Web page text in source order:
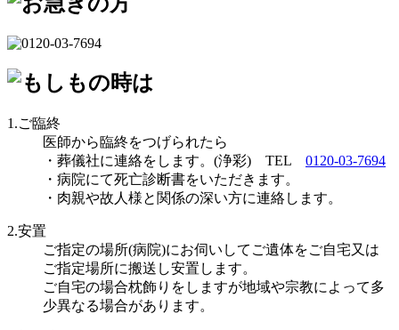
1.ご臨終
医師から臨終をつげられたら
・葬儀社に連絡をします。(浄彩) TEL 0120-03-7694
・病院にて死亡診断書をいただきます。
・肉親や故人様と関係の深い方に連絡します。
2.安置
ご指定の場所(病院)にお伺いしてご遺体をご自宅又は
ご指定場所に搬送し安置します。
ご自宅の場合枕飾りをしますが地域や宗教によって多
少異なる場合があります。